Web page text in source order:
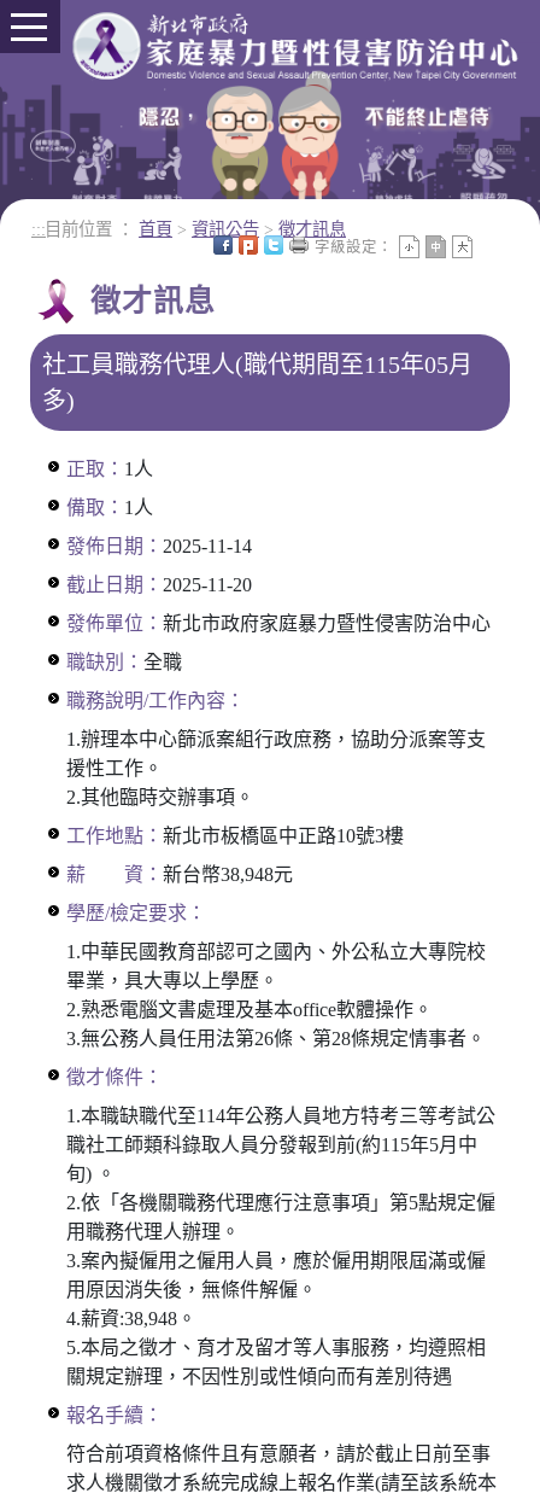
進入內容區塊
:::目前位置 ： 首頁 > 資訊公告 > 徵才訊息
徵才訊息
字級設定：
社工員職務代理人(職代期間至115年05月
多)
正取： 1人
備取： 1人
發佈日期： 2025-11-14
截止日期： 2025-11-20
發佈單位： 新北市政府家庭暴力暨性侵害防治中心
職缺別： 全職
職務說明/工作內容：
1.辦理本中心篩派案組行政庶務，協助分派案等支
援性工作。
2.其他臨時交辦事項。
工作地點： 新北市板橋區中正路10號3樓
薪 資： 新台幣38,948元
學歷/檢定要求：
1.中華民國教育部認可之國內、外公私立大專院校
畢業，具大專以上學歷。
2.熟悉電腦文書處理及基本office軟體操作。
3.無公務人員任用法第26條、第28條規定情事者。
徵才條件：
1.本職缺職代至114年公務人員地方特考三等考試公
職社工師類科錄取人員分發報到前(約115年5月中
旬) 。
2.依「各機關職務代理應行注意事項」第5點規定僱
用職務代理人辦理。
3.案內擬僱用之僱用人員，應於僱用期限屆滿或僱
用原因消失後，無條件解僱。
4.薪資:38,948。
5.本局之徵才、育才及留才等人事服務，均遵照相
關規定辦理，不因性別或性傾向而有差別待遇
報名手續：
符合前項資格條件且有意願者，請於截止日前至事
求人機關徵才系統完成線上報名作業(請至該系統本